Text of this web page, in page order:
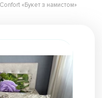
«Букет з намистом»